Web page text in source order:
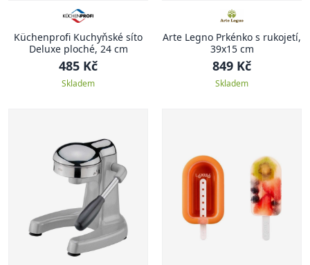
Küchenprofi Kuchyňské síto
Deluxe ploché, 24 cm
485 Kč
Skladem
Arte Legno Prkénko s rukojetí,
39x15 cm
849 Kč
Skladem